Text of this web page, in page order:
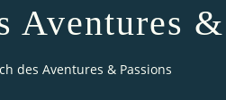
Aventures
des Aventures & Passions